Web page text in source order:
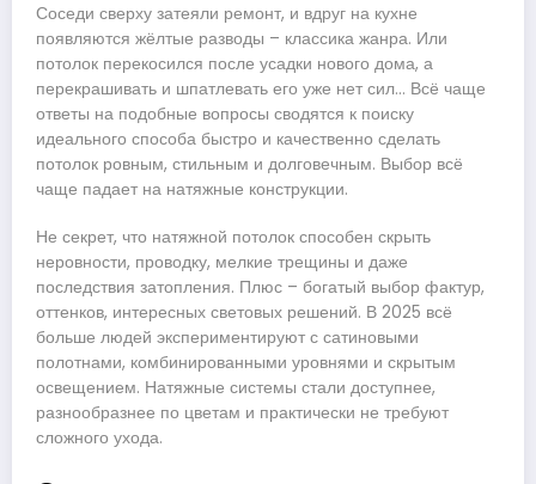
Соседи сверху затеяли ремонт, и вдруг на кухне
появляются жёлтые разводы – классика жанра. Или
потолок перекосился после усадки нового дома, а
перекрашивать и шпатлевать его уже нет сил… Всё чаще
ответы на подобные вопросы сводятся к поиску
идеального способа быстро и качественно сделать
потолок ровным, стильным и долговечным. Выбор всё
чаще падает на натяжные конструкции.
Не секрет, что натяжной потолок способен скрыть
неровности, проводку, мелкие трещины и даже
последствия затопления. Плюс – богатый выбор фактур,
оттенков, интересных световых решений. В 2025 всё
больше людей экспериментируют с сатиновыми
полотнами, комбинированными уровнями и скрытым
освещением. Натяжные системы стали доступнее,
разнообразнее по цветам и практически не требуют
сложного ухода.